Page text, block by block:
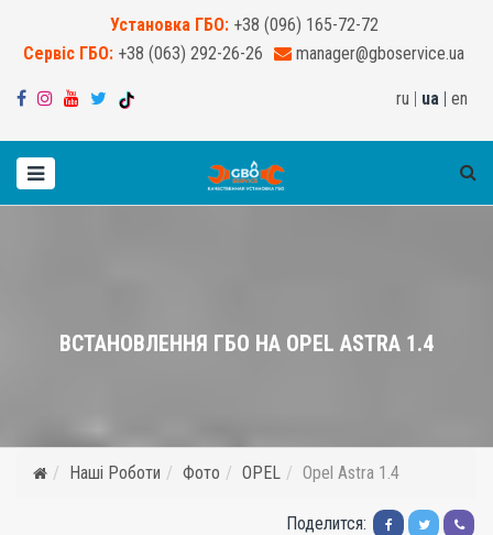
Установка ГБО: +38 (096) 165-72-72
Сервіс ГБО: +38 (063) 292-26-26 manager@gboservice.ua
ru | ua | en
ВСТАНОВЛЕННЯ ГБО НА OPEL ASTRA 1.4
Наші Роботи Фото OPEL Opel Astra 1.4
Поделится: